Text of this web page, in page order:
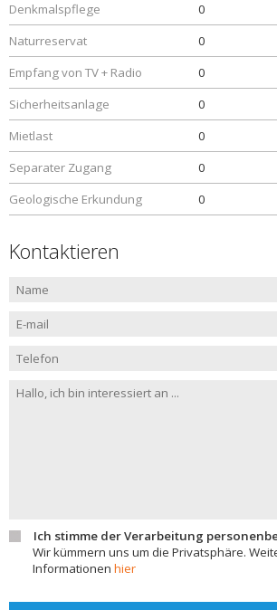
Denkmalspflege
0
Naturreservat
0
Empfang von TV + Radio
0
Sicherheitsanlage
0
Mietlast
0
Separater Zugang
0
Geologische Erkundung
0
Kontaktieren
Ich stimme der Verarbeitung
Wir kümmern uns um die Privatsphäre.
Informationen hier